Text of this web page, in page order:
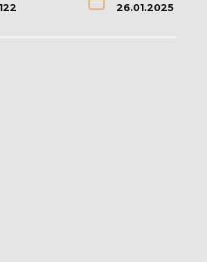
122 26.01.2025